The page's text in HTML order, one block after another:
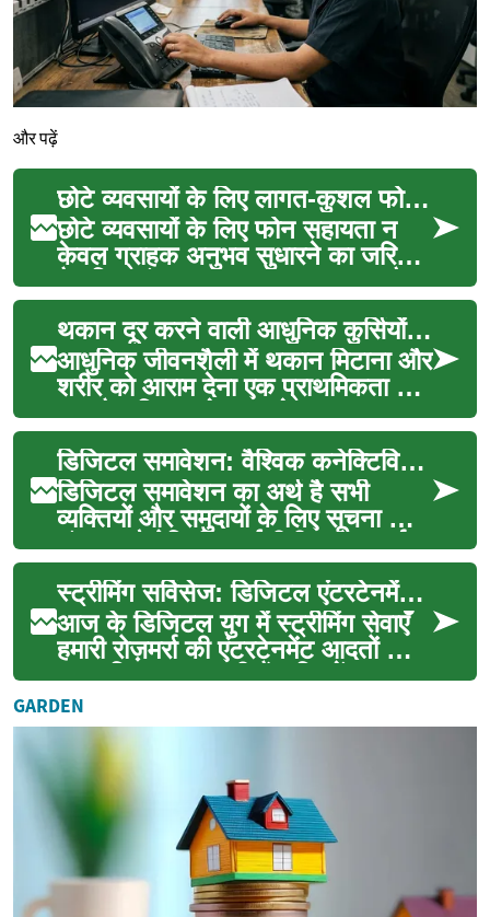
और पढ़ें
छोटे व्यवसायों के लिए लागत-कुशल फोन सहायता रणनीतियाँ
छोटे व्यवसायों के लिए फोन सहायता न
केवल ग्राहक अनुभव सुधारने का जरिया
है बल्कि संचालन लागत, उपलब्धता और
कनेक्टिविटी प...
थकान दूर करने वाली आधुनिक कुर्सियों की विशेषताएं
आधुनिक जीवनशैली में थकान मिटाना और
शरीर को आराम देना एक प्राथमिकता बन
गया है। दिनभर के काम के बाद एक
आरामदायक बैठने क...
डिजिटल समावेशन: वैश्विक कनेक्टिविटी की ओर
डिजिटल समावेशन का अर्थ है सभी
व्यक्तियों और समुदायों के लिए सूचना और
संचार प्रौद्योगिकी (आईसीटी) तक सार्थक
पहुंच सुनि...
स्ट्रीमिंग सर्विसेज: डिजिटल एंटरटेनमेंट और लाइव चैट गाइड
आज के डिजिटल युग में स्ट्रीमिंग सेवाएँ
हमारी रोज़मर्रा की एंटरटेनमेंट आदतों का
अहम हिस्सा बन चुकी हैं। फिल्में,
सीरीज...
GARDEN